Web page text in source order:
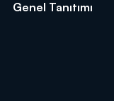
Genel Tanıtımı